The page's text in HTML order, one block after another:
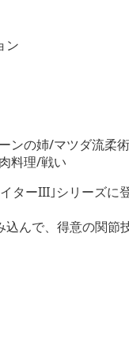
ン
ンの姉/マツダ流柔
料理/戦い
ターIII｣シリーズに
込んで、得意の関節